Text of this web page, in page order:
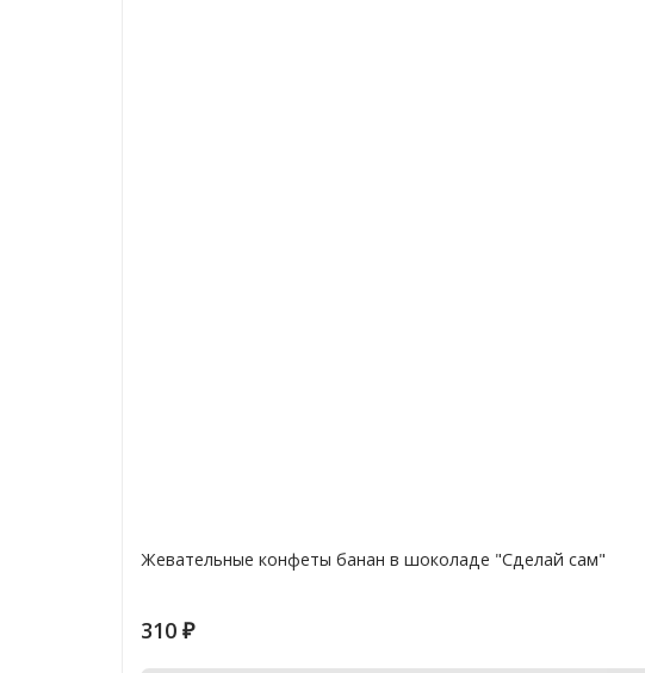
Жевательные конфеты банан в шоколаде "Сделай сам"
310 ₽